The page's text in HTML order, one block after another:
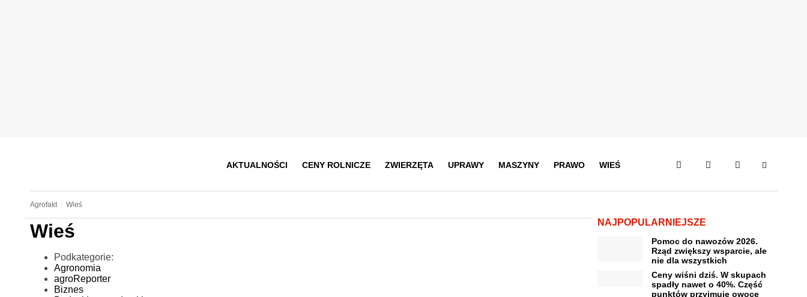
AKTUALNOŚCI CENY ROLNICZE ZWIERZĘTA UPRAWY MASZYNY PRAWO WIEŚ
Agrofakt Wieś
Wieś
Podkategorie:
Agronomia
agroReporter
Biznes
NAJPOPULARNIEJSZE
Pomoc do nawozów 2026.
Rząd zwiększy wsparcie, ale
nie dla wszystkich
Ceny wiśni dziś. W skupach
spadły nawet o 40%. Część
punktów przyjmuje owoce